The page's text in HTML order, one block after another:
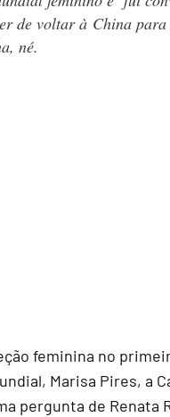
de voltar à China para
né.
feminina no
Marisa Pires, a
pergunta de Renata